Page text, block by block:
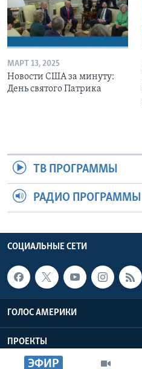
ЭФИР
МАРТ 13, 2025
Новости США за минуту:
День святого Патрика
ТВ ПРОГРАММЫ
РАДИО ПРОГРАММЫ
СОЦИАЛЬНЫЕ СЕТИ
ГОЛОС АМЕРИКИ
ПРОЕКТЫ